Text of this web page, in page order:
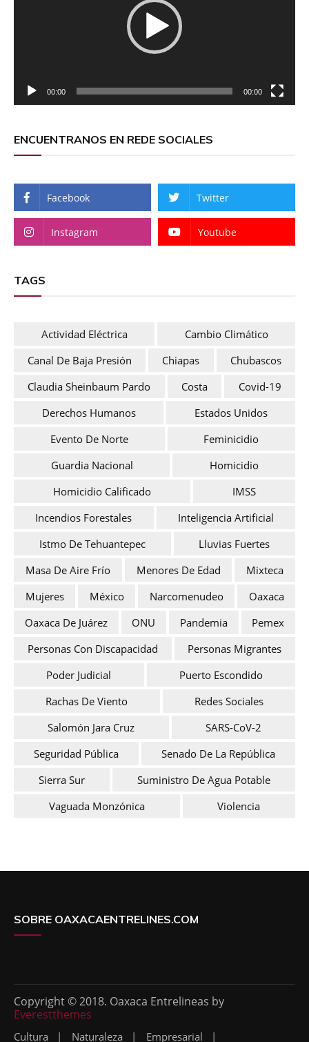
00:00 00:00
ENCUENTRANOS EN REDE SOCIALES
Facebook Twitter
Instagram Youtube
TAGS
Actividad Eléctrica
Cambio Climático
Canal De Baja Presión
Chiapas
Chubascos
Claudia Sheinbaum Pardo
Costa
Covid-19
Derechos Humanos
Estados Unidos
Evento De Norte
Feminicidio
Guardia Nacional
Homicidio
Homicidio Calificado
IMSS
Incendios Forestales
Inteligencia Artificial
Istmo De Tehuantepec
Lluvias Fuertes
Masa De Aire Frío
Menores De Edad
Mixteca
Mujeres
México Narcomenudeo
Oaxaca
Oaxaca De Juárez
ONU Pandemia
Pemex
Personas Con Discapacidad
Personas Migrantes
Poder Judicial
Puerto Escondido
Rachas De Viento
Redes Sociales
Salomón Jara Cruz
SARS-CoV-2
Seguridad Pública
Senado De La República
Sierra Sur
Suministro De Agua Potable
Vaguada Monzónica
Violencia
SOBRE OAXACAENTRELINES.COM
Copyright © 2018. Oaxaca Entrelineas by
Everestthemes
Cultura Naturaleza Empresarial